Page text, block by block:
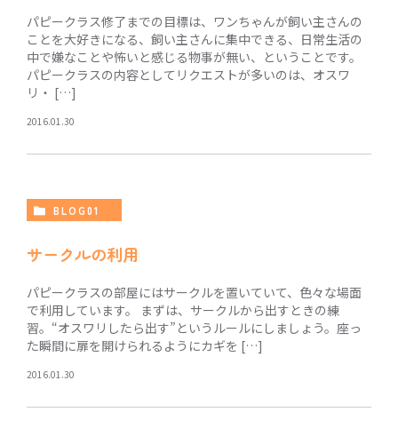
パピークラス修了までの目標は、ワンちゃんが飼い主さんの
ことを大好きになる、飼い主さんに集中できる、日常生活の
中で嫌なことや怖いと感じる物事が無い、ということです。
パピークラスの内容としてリクエストが多いのは、オスワ
リ・ […]
2016.01.30
BLOG01
サークルの利用
パピークラスの部屋にはサークルを置いていて、色々な場面
で利用しています。 まずは、サークルから出すときの練
習。“オスワリしたら出す”というルールにしましょう。座っ
た瞬間に扉を開けられるようにカギを […]
2016.01.30